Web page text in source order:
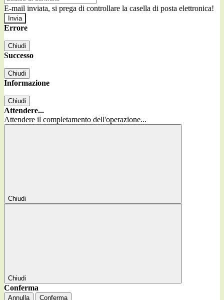
E-mail inviata, si prega di controllare la casella di posta elettronica!
Errore
Chiudi
Successo
Chiudi
Informazione
Chiudi
Attendere...
Attendere il completamento dell'operazione...
Chiudi
Chiudi
Conferma
Annulla Conferma